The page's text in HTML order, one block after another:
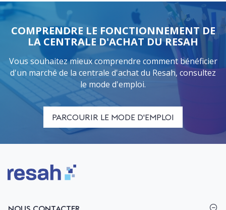
COMPRENDRE LE FONCTIONNEMENT DE
LA CENTRALE D'ACHAT DU RESAH
Vous souhaitez mieux comprendre comment bénéficier
d'un marché de la centrale d'achat du Resah, consultez
le mode d'emploi.
PARCOURIR LE MODE D'EMPLOI
Logo Resah